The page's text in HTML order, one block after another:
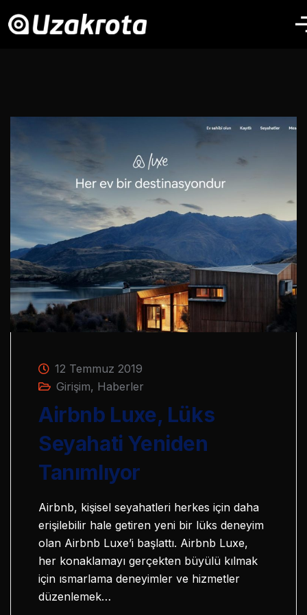
12 Temmuz 2019
Girişim, Haberler
Airbnb Luxe, Lüks
Seyahati Yeniden
Tanımlıyor
Airbnb, kişisel seyahatleri herkes için daha
erişilebilir hale getiren yeni bir lüks deneyim
olan Airbnb Luxe’i başlattı. Airbnb Luxe,
her konaklamayı gerçekten büyülü kılmak
için ısmarlama deneyimler ve hizmetler
düzenlemek…